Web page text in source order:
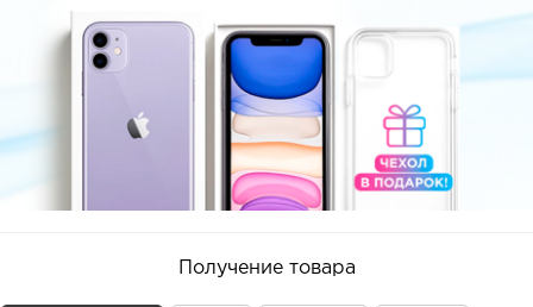
Получение товара